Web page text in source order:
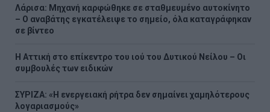
Λάρισα: Μηχανή καρφώθηκε σε σταθμευμένο αυτοκίνητο
– Ο αναβάτης εγκατέλειψε το σημείο, όλα καταγράφηκαν
σε βίντεο
Η Αττική στο επίκεντρο του ιού του Δυτικού Νείλου – Οι
συμβουλές των ειδικών
ΣΥΡΙΖΑ: «Η ενεργειακή ρήτρα δεν σημαίνει χαμηλότερους
λογαριασμούς»